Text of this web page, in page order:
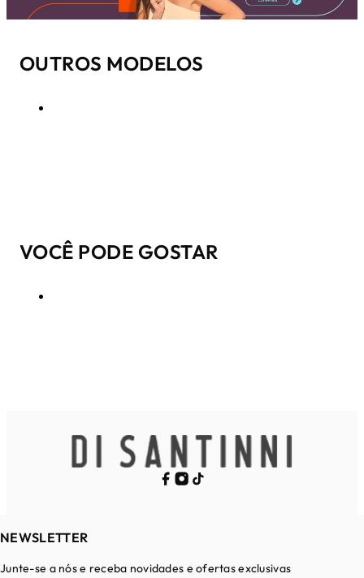
OUTROS MODELOS
VOCÊ PODE GOSTAR
NEWSLETTER
Junte-se a nós e receba novidades e ofertas exclusivas